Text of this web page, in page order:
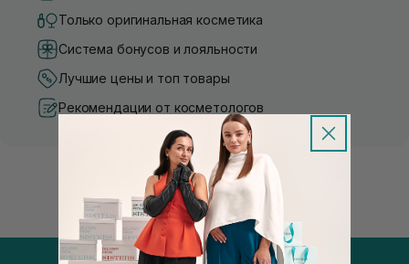
Только оригинальная косметика
Система бонусов и лояльности
Лучшие цены и топ товары
Рекомендации от косметологов